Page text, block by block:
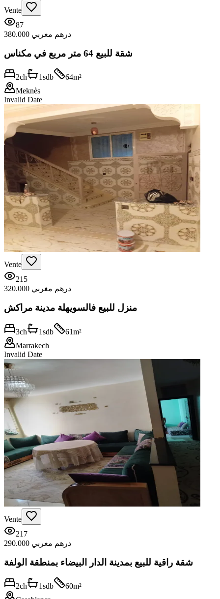
Vente
87
380.000 درهم مغربي
شقة للبيع 64 متر مربع في مكناس
2ch 1sdb 64m²
Meknès
Invalid Date
Vente
215
320.000 درهم مغربي
منزل للبيع فالسويهلة مدينة مراكش
3ch 1sdb 61m²
Marrakech
Invalid Date
Vente
217
290.000 درهم مغربي
شقة راقية للبيع بمدينة الدار البيضاء بمنطقة الولفة
2ch 1sdb 60m²